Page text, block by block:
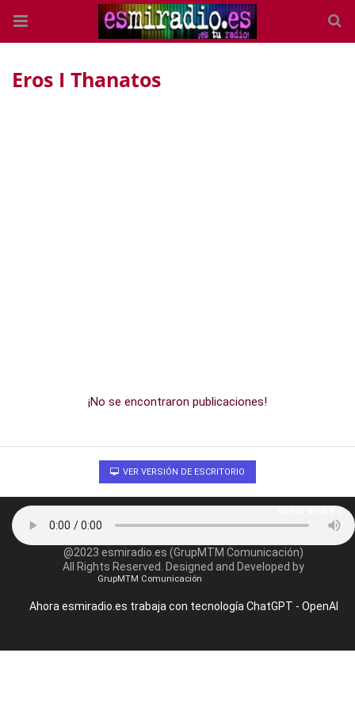
Eros I Thanatos
¡No se encontraron publicaciones!
VER VERSIÓN DE ESCRITORIO
@2023 esmiradio.es (GrupMTM Comunicación)
All Rights Reserved. Designed and Developed by
GrupMTM Comunicación
Ahora esmiradio.es trabaja con tecnología ChatGPT - OpenAI